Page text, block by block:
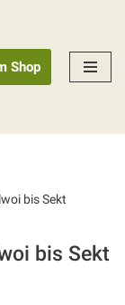
Shop
bis Sekt
bis Sekt